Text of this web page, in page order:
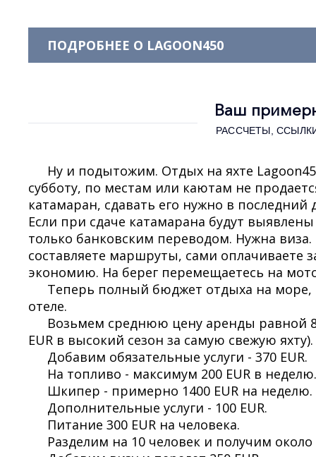
ПОДРОБНЕЕ О LAGOON450
Ваш
РАССЧЕТЫ,
Ну и подытожим. Отдых на яхте
субботу, по местам или каютам не
катамаран, сдавать его нужно в
Если при сдаче катамарана будут
только банковским переводом. Нужна
составляете маршруты, сами оплачиваете
экономию. На берег перемещаетесь на
Теперь полный бюджет отдыха на море,
отеле.
Возьмем среднюю цену аренды равной
EUR в высокий сезон за самую свежую яхту).
Добавим обязательные услуги - 370 EUR.
На топливо - максимум 200 EUR в неделю.
Шкипер - примерно 1400 EUR на неделю.
Дополнительные услуги - 100 EUR.
Питание 300 EUR на человека.
Разделим на 10 человек и получим около